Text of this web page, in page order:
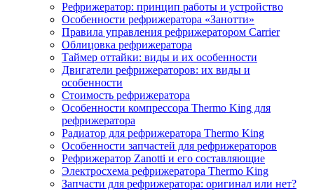
Рефрижератор: принцип работы и устройство
Особенности рефрижератора «Занотти»
Правила управления рефрижератором Carrier
Облицовка рефрижератора
Таймер оттайки: виды и их особенности
Двигатели рефрижераторов: их виды и
особенности
Стоимость рефрижератора
Особенности компрессора Thermo King для
рефрижератора
Радиатор для рефрижератора Thermo King
Особенности запчастей для рефрижераторов
Рефрижератор Zanotti и его составляющие
Электросхема рефрижератора Thermo King
Запчасти для рефрижератора: оригинал или нет?